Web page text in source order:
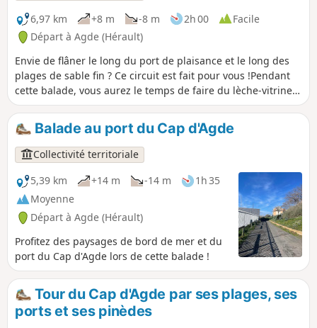
6,97 km
+8 m -8 m 2h 00
Facile
Départ à Agde (Hérault)
Envie de flâner le long du port de plaisance et le long des
plages de sable fin ? Ce circuit est fait pour vous !Pendant
cette balade, vous aurez le temps de faire du lèche-vitrine,
de déguster une glace, et de vous rendre tranquillement en
direction du Mail de Rochelongue. À pied, en vélo, en
trottinette, en petit train et, même, en « rosalies »,
découvrez la nature préservée de ce cordon dunaire où se
nichent une faune et flore préservées. Profitez du panorama
sur les plages Richelieu et de Rochelongue où se détache,
au loin, le magnifique Fort Brescou !
Balade au port du Cap d'Agde
Collectivité territoriale
5,39 km
+14 m -14 m
1h 35
Moyenne
Départ à Agde (Hérault)
Profitez des paysages de bord de mer et du
port du Cap d'Agde lors de cette balade !
Tour du Cap d'Agde par ses plages, ses
ports et ses pinèdes